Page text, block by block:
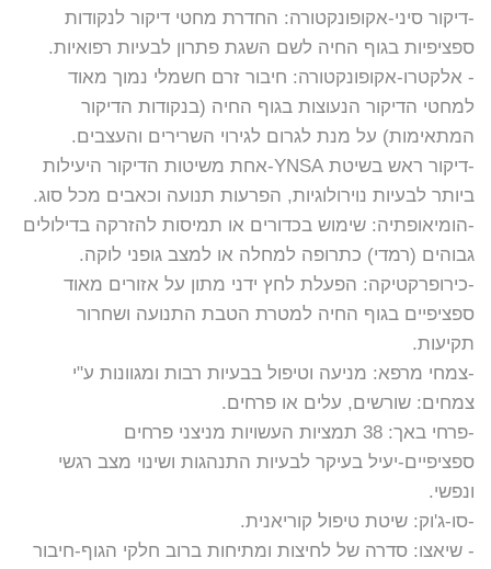
-דיקור סיני-אקופונקטורה: החדרת מחטי דיקור לנקודות
ספציפיות בגוף החיה לשם השגת פתרון לבעיות רפואיות.
- אלקטרו-אקופונקטורה: חיבור זרם חשמלי נמוך מאוד
למחטי הדיקור הנעוצות בגוף החיה (בנקודות הדיקור
המתאימות) על מנת לגרום לגירוי השרירים והעצבים.
-דיקור ראש בשיטת YNSA-אחת משיטות הדיקור היעילות
ביותר לבעיות נוירולוגיות, הפרעות תנועה וכאבים מכל סוג.
-הומיאופתיה: שימוש בכדורים או תמיסות להזרקה בדילולים
גבוהים (רמדי) כתרופה למחלה או למצב גופני לוקה.
-כירופרקטיקה: הפעלת לחץ ידני מתון על אזורים מאוד
ספציפיים בגוף החיה למטרת הטבת התנועה ושחרור
תקיעות.
-צמחי מרפא: מניעה וטיפול בבעיות רבות ומגוונות ע"י
צמחים: שורשים, עלים או פרחים.
-פרחי באך: 38 תמציות העשויות מניצני פרחים
ספציפיים-יעיל בעיקר לבעיות התנהגות ושינוי מצב רגשי
ונפשי.
-סו-ג'וק: שיטת טיפול קוריאנית.
- שיאצו: סדרה של לחיצות ומתיחות ברוב חלקי הגוף-חיבור